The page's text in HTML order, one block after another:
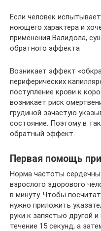
Если человек
ноющего характера и
применения Валидола,
обратного эффекта
Возникает эффект
периферических
поступление крови к
возникает риск
грудиной зачастую
состояние. Поэтому в
обратный эффект.
Первая помощь
Норма частоты
взрослого здорового
в минуту. Чтобы
нужно приложить
руки к запястью другой
течение 15 секунд, а